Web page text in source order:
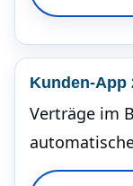
Kunden-App
Verträge im